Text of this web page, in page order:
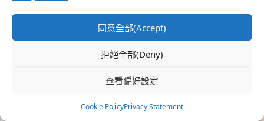
同意全部(Accept)
拒絕全部(Deny)
查看偏好設定
Cookie PolicyPrivacy Statement
於『強風吹拂』
熱帶魚
之前看到網路上有人說灰二自私情勒大家陪他圓夢，但